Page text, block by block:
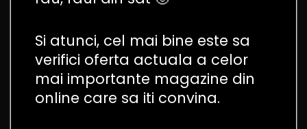
Si atunci, cel mai bine este sa
verifici oferta actuala a celor
mai importante magazine din
online care sa iti convina.